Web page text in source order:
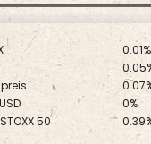
0.01%
0.05%
0%
50
0.39%
1.36%
0.06%